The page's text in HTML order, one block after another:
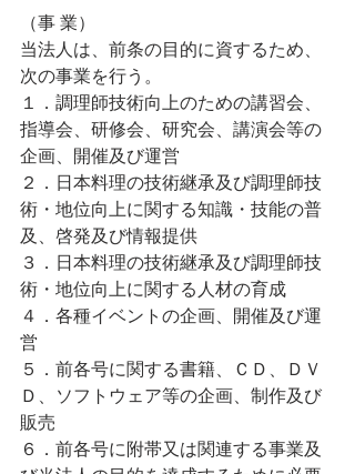
（事 業）
当法人は、前条の目的に資するため、
次の事業を行う。
１．調理師技術向上のための講習会、
指導会、研修会、研究会、講演会等の
企画、開催及び運営
２．日本料理の技術継承及び調理師技
術・地位向上に関する知識・技能の普
及、啓発及び情報提供
３．日本料理の技術継承及び調理師技
術・地位向上に関する人材の育成
４．各種イベントの企画、開催及び運
営
５．前各号に関する書籍、ＣＤ、ＤＶ
Ｄ、ソフトウェア等の企画、制作及び
販売
６．前各号に附帯又は関連する事業及